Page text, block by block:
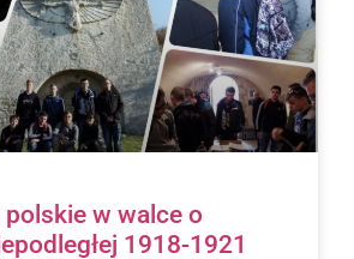
w walce o
1918-1921